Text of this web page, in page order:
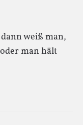
weiß man,
man hält